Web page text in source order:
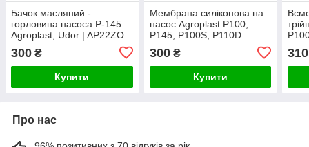
Бачок масляний -
горловина насоса P-145
Agroplast, Udor | AP22ZO
300 ₴
Купити
Мембрана силіконова на
насос Agroplast P100,
P145, P100S, P110D
300₴
Купити
310
Про нас